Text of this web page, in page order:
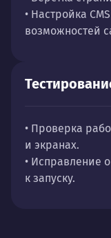
• Настройка
возможностей
• Проверка
и экранах.
• Исправление
к запуску.